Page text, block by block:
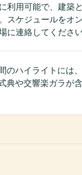
利用可能で、建築
スケジュールをオ
に連絡してください
のハイライトには
典や交響楽ガラが含